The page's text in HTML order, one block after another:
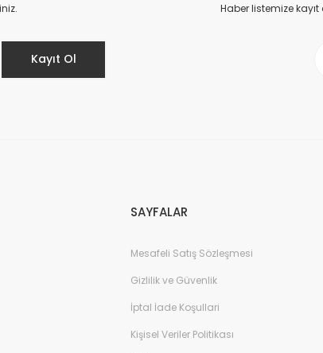
Kayıt Ol
Haber listemize
SAYFALAR
Mesafeli Satış Sözleşmesi
Gizlilik ve Güvenlik
İptal İade Koşullari
Kişisel Veriler Politikası